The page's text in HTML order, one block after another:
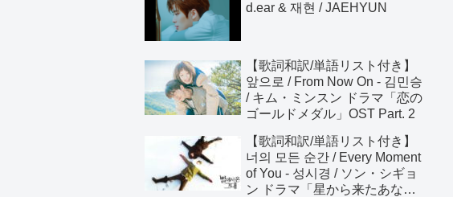
d.ear & 재현 / JAEHYUN
【歌詞和訳/単語リスト付き】
앞으로 / From Now On - 김민승
/ キム・ミンスン ドラマ「恋の
ゴールドメダル」OST Part. 2
【歌詞和訳/単語リスト付き】
너의 모든 순간 / Every Moment
of You - 성시경 / ソン・シギョ
ン ドラマ「星から来たあな